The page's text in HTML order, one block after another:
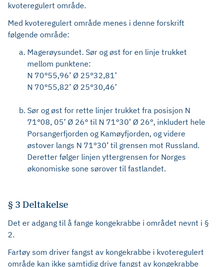
kvoteregulert område.
Med kvoteregulert område menes i denne forskrift
følgende område:
Magerøysundet. Sør og øst for en linje trukket
mellom punktene:
N 70°55,96’ Ø 25°32,81’
N 70°55,82’ Ø 25°30,46’
Sør og øst for rette linjer trukket fra posisjon N
71°08, 05’ Ø 26° til N 71°30’ Ø 26°, inkludert hele
Porsangerfjorden og Kamøyfjorden, og videre
østover langs N 71°30’ til grensen mot Russland.
Deretter følger linjen yttergrensen for Norges
økonomiske sone sørover til fastlandet.
§ 3 Deltakelse
Det er adgang til å fange kongekrabbe i området nevnt i §
2.
Fartøy som driver fangst av kongekrabbe i kvoteregulert
område kan ikke samtidig drive fangst av kongekrabbe